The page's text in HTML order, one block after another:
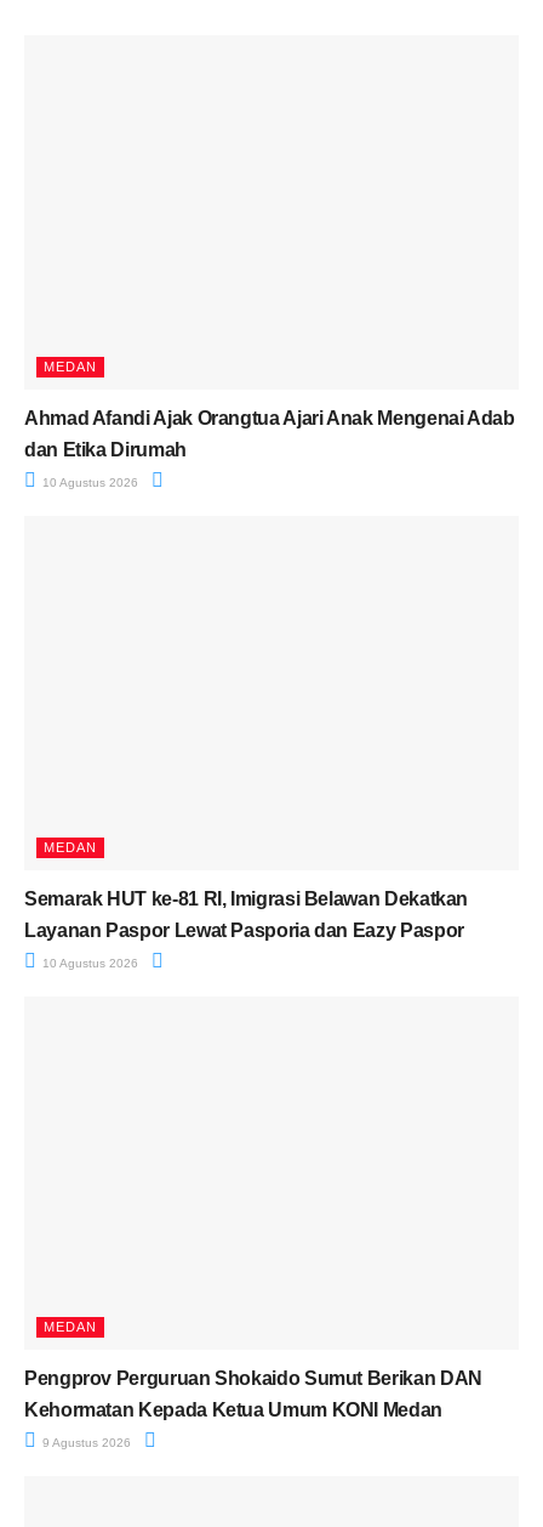
MEDAN
Ahmad Afandi Ajak Orangtua Ajari Anak Mengenai Adab
dan Etika Dirumah
10 Agustus 2026
MEDAN
Semarak HUT ke-81 RI, Imigrasi Belawan Dekatkan
Layanan Paspor Lewat Pasporia dan Eazy Paspor
10 Agustus 2026
MEDAN
Pengprov Perguruan Shokaido Sumut Berikan DAN
Kehormatan Kepada Ketua Umum KONI Medan
9 Agustus 2026